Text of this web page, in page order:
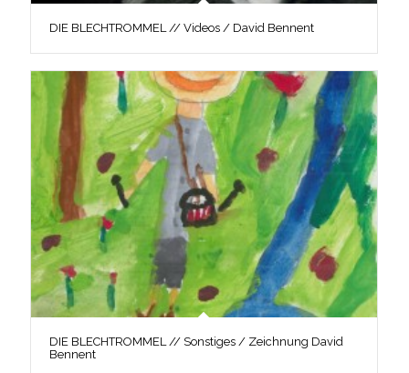
DIE BLECHTROMMEL // Videos / David Bennent
DIE BLECHTROMMEL // Sonstiges / Zeichnung David
Bennent